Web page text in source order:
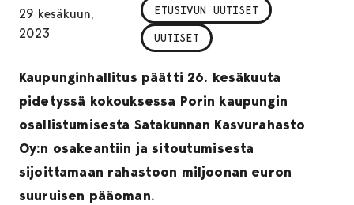
29 kesäkuun,
2023
ETUSIVUN UUTISET
UUTISET
Kaupunginhallitus päätti 26. kesäkuuta
pidetyssä kokouksessa Porin kaupungin
osallistumisesta Satakunnan Kasvurahasto
Oy:n osakeantiin ja sitoutumisesta
sijoittamaan rahastoon miljoonan euron
suuruisen pääoman.